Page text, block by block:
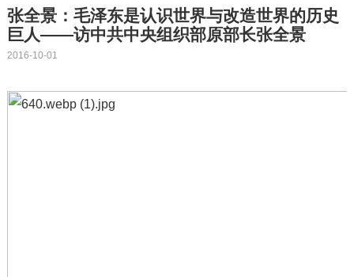
张全景：毛泽东是认识世界与改造世界的历史
巨人——访中共中央组织部原部长张全景
2016-10-01